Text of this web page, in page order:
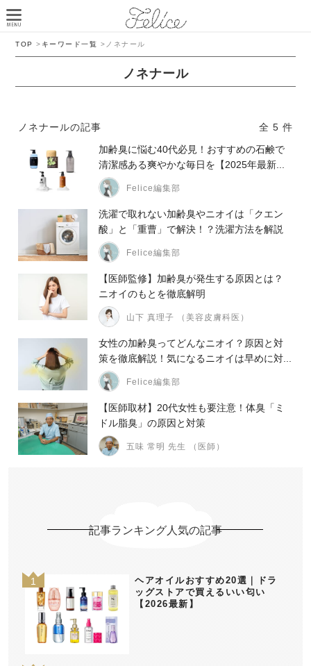
TOP > キーワード一覧 > ノネナール
ノネナール
ノネナールの記事
全 5 件
加齢臭に悩む40代必見！おすすめの石鹸で
清潔感ある爽やかな毎日を【2025年最新...
Felice編集部
洗濯で取れない加齢臭やニオイは「クエン
酸」と「重曹」で解決！？洗濯方法を解説
Felice編集部
【医師監修】加齢臭が発生する原因とは？
ニオイのもとを徹底解明
山下 真理子 （美容皮膚科医）
女性の加齢臭ってどんなニオイ？原因と対
策を徹底解説！気になるニオイは早めに対...
Felice編集部
【医師取材】20代女性も要注意！体臭「ミ
ドル脂臭」の原因と対策
五味 常明 先生 （医師）
記事ランキング人気の記事
ヘアオイルおすすめ20選｜ドラ
ッグストアで買えるいい匂い
【2026最新】